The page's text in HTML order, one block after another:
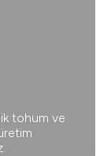
tohum ve